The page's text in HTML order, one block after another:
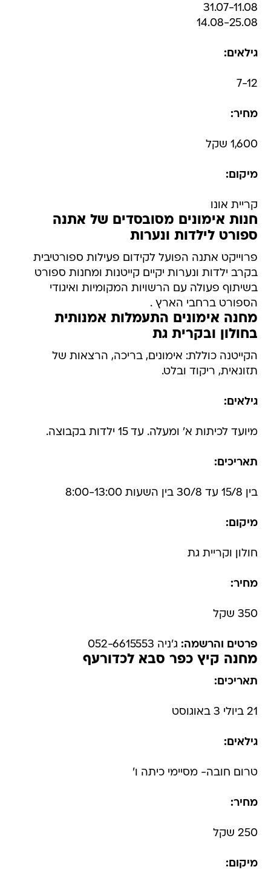
31.07-11.08
14.08-25.08
גילאים:
7-12
מחיר:
1,600 שקל
מיקום:
קריית אונו
חנות אימונים מסובסדים של אתנה 
ספורט לילדות ונערות
פרוייקט אתנה הפועל לקידום פעילות ספורטיבית
בקרב ילדות ונערות יקיים קייטנות ומחנות ספורט
בשיתוף פעולה עם הרשויות המקומיות ואיגודי
הספורט ברחבי הארץ .
מחנה אימונים התעמלות אמנותית
בחולון ובקרית גת
הקייטנה כוללת: אימונים, בריכה, הרצאות של
תזונאית, ריקוד ובלט.
גילאים:
מיועד לכיתות א' ומעלה. עד 15 ילדות בקבוצה.
תאריכים:
בין 15/8 עד 30/8 בין השעות 8:00-13:00
מיקום:
חולון וקריית גת
מחיר:
350 שקל
פרטים והרשמה: ג'ניה 052-6615553
מחנה קיץ כפר סבא לכדורעף
תאריכים:
21 ביולי 3 באוגוסט
גילאים:
טרום חובה- מסיימי כיתה ו'
מחיר:
250 שקל
מיקום: